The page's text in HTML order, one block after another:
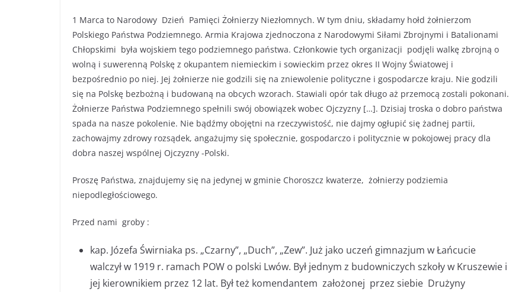
1 Marca to Narodowy Dzień Pamięci Żołnierzy Niezłomnych. W tym dniu, składamy hołd żołnierzom
Polskiego Państwa Podziemnego. Armia Krajowa zjednoczona z Narodowymi Siłami Zbrojnymi i Batalionami
Chłopskimi była wojskiem tego podziemnego państwa. Członkowie tych organizacji podjęli walkę zbrojną o
wolną i suwerenną Polskę z okupantem niemieckim i sowieckim przez okres II Wojny Światowej i
bezpośrednio po niej. Jej żołnierze nie godzili się na zniewolenie polityczne i gospodarcze kraju. Nie godzili
się na Polskę bezbożną i budowaną na obcych wzorach. Stawiali opór tak długo aż przemocą zostali pokonani.
Żołnierze Państwa Podziemnego spełnili swój obowiązek wobec Ojczyzny […]. Dzisiaj troska o dobro państwa
spada na nasze pokolenie. Nie bądźmy obojętni na rzeczywistość, nie dajmy ogłupić się żadnej partii,
zachowajmy zdrowy rozsądek, angażujmy się społecznie, gospodarczo i politycznie w pokojowej pracy dla
dobra naszej wspólnej Ojczyzny -Polski.
Proszę Państwa, znajdujemy się na jedynej w gminie Choroszcz kwaterze, żołnierzy podziemia
niepodległościowego.
Przed nami groby :
kap. Józefa Świrniaka ps. „Czarny”, „Duch”, „Zew”. Już jako uczeń gimnazjum w Łańcucie
walczył w 1919 r. ramach POW o polski Lwów. Był jednym z budowniczych szkoły w Kruszewie i
jej kierownikiem przez 12 lat. Był też komendantem założonej przez siebie Drużyny